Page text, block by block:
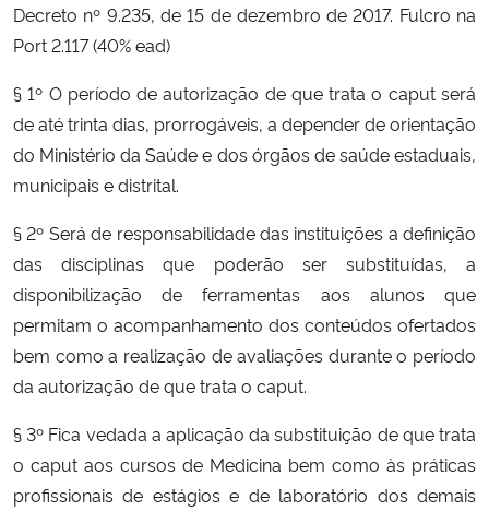
Decreto nº 9.235, de 15 de dezembro de 2017. Fulcro na
Port 2.117 (40% ead)
§ 1º O período de autorização de que trata o caput será
de até trinta dias, prorrogáveis, a depender de orientação
do Ministério da Saúde e dos órgãos de saúde estaduais,
municipais e distrital.
§ 2º Será de responsabilidade das instituições a definição
das disciplinas que poderão ser substituídas, a
disponibilização de ferramentas aos alunos que
permitam o acompanhamento dos conteúdos ofertados
bem como a realização de avaliações durante o período
da autorização de que trata o caput.
§ 3º Fica vedada a aplicação da substituição de que trata
o caput aos cursos de Medicina bem como às práticas
profissionais de estágios e de laboratório dos demais